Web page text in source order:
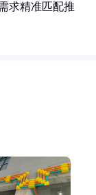
求精准匹配推